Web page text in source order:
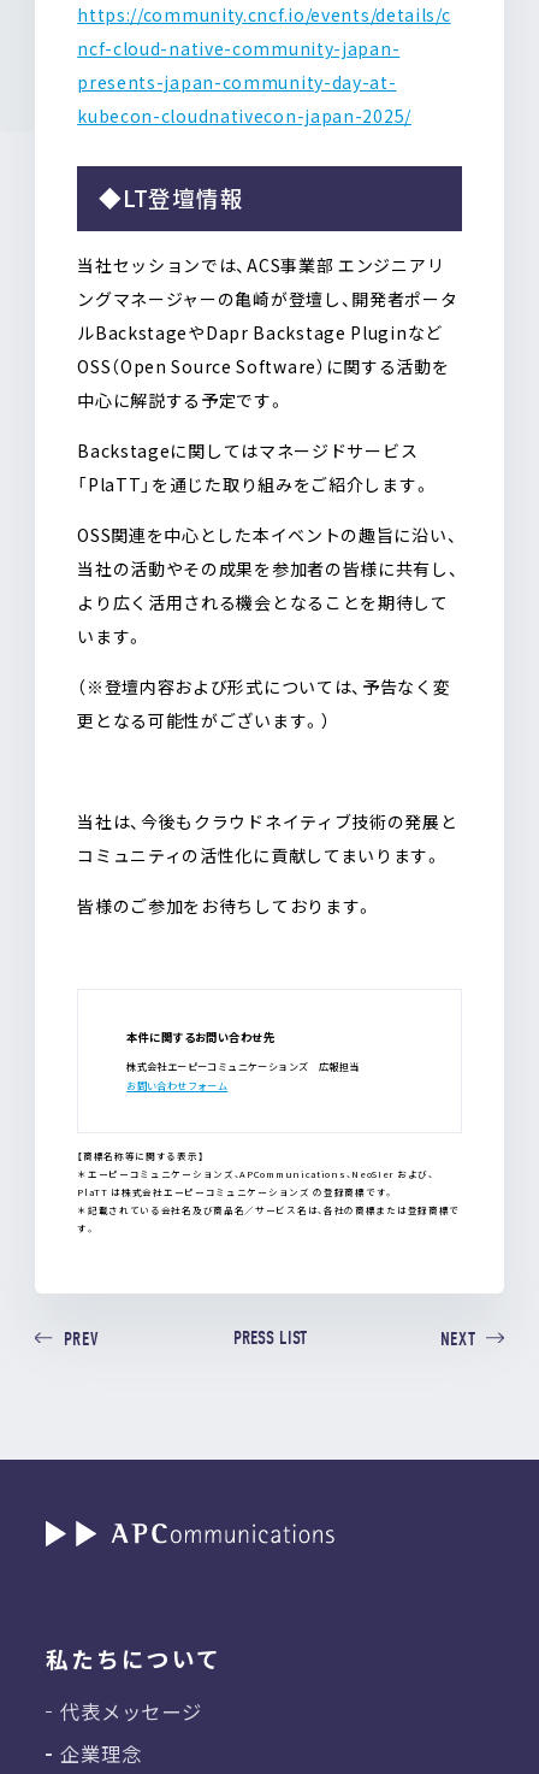
https://community.cncf.io/events/details/c
ncf-cloud-native-community-japan-
presents-japan-community-day-at-
kubecon-cloudnativecon-japan-2025/
◆LT登壇情報
当社セッションでは、ACS事業部 エンジニアリ
ングマネージャーの亀崎が登壇し、開発者ポータ
ルBackstageやDapr Backstage Pluginなど
OSS（Open Source Software）に関する活動を
中心に解説する予定です。
Backstageに関してはマネージドサービス
「PlaTT」を通じた取り組みをご紹介します。
OSS関連を中心とした本イベントの趣旨に沿い、
当社の活動やその成果を参加者の皆様に共有し、
より広く活用される機会となることを期待して
います。
（※登壇内容および形式については、予告なく変
更となる可能性がございます。）
当社は、今後もクラウドネイティブ技術の発展と
コミュニティの活性化に貢献してまいります。
皆様のご参加をお待ちしております。
本件に関するお問い合わせ先
株式会社エーピーコミュニケーションズ 広報担当
お問い合わせフォーム
【商標名称等に関する表示】
＊エーピーコミュニケーションズ、APCommunications、NeoSIer および、
PlaTT は株式会社エーピーコミュニケーションズ の登録商標です。
＊記載されている会社名及び商品名／サービス名は、各社の商標または登録商標で
す。
PREV PRESS LIST NEXT
私たちについて
代表メッセージ
企業理念